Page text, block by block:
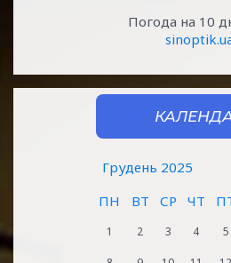
Погода на 10
Грудень 2025
ПН
ВТ СР ЧТ
1 2 3 4 5